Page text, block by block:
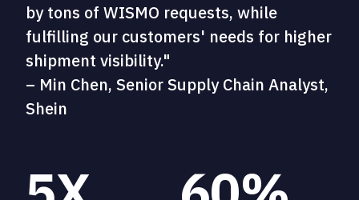
by tons of WISMO requests, while
fulfilling our customers' needs for higher
shipment visibility."
– Min Chen, Senior Supply Chain Analyst,
Shein